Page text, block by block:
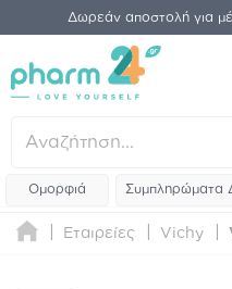
Δωρεάν αποστολή για
Ομορφιά Συμπληρώματα
Εταιρείες Vichy